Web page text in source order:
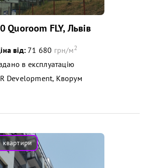
Quoroom FLY, Львів
від: 71 680 грн/м2
в експлуатацію
Development, Кворум